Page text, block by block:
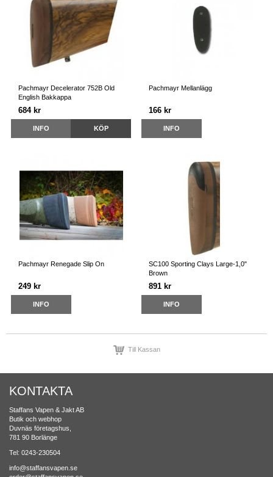
Pachmayr Decelerator 752B Old
English Bakkappa
684 kr
INFO KÖP
Pachmayr Mellanlägg
166 kr
INFO
Pachmayr Renegade Slip On
249 kr
INFO
SC100 Sporting Clays Large-1,0"
Brown
891 kr
INFO
Till Kassan
KONTAKTA
Staffans Vapen & Jakt AB
Butik och webhop
Duvnäs företagshus,
781 90 Borlänge
Tel: 0243-230504
info@staffansvapen.se